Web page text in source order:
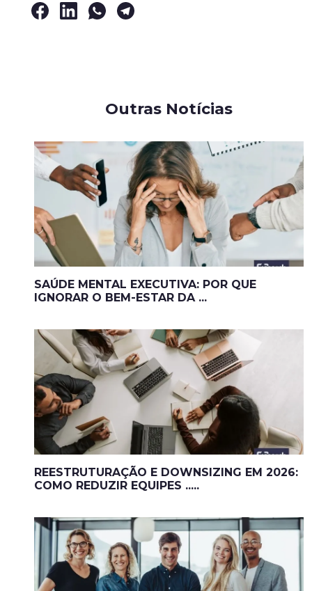
Outras Notícias
SAÚDE MENTAL EXECUTIVA: POR QUE
IGNORAR O BEM-ESTAR DA ...
REESTRUTURAÇÃO E DOWNSIZING EM 2026:
COMO REDUZIR EQUIPES .....